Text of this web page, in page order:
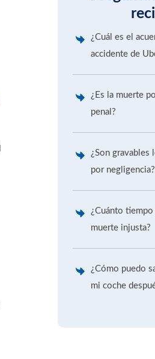
¿Cuál es el
accidente de
¿Es la muerte
penal?
¿Son gravables
por negligencia?
¿Cuánto tiempo
muerte injusta?
¿Cómo puedo
mi coche